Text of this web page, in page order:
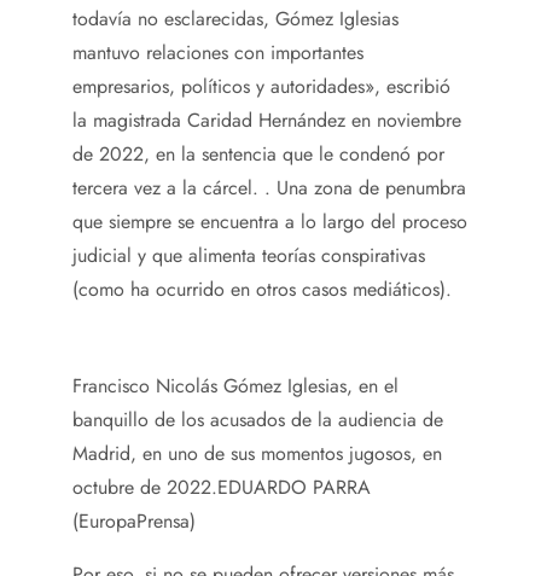
todavía no esclarecidas, Gómez Iglesias
mantuvo relaciones con importantes
empresarios, políticos y autoridades», escribió
la magistrada Caridad Hernández en noviembre
de 2022, en la sentencia que le condenó por
tercera vez a la cárcel. . Una zona de penumbra
que siempre se encuentra a lo largo del proceso
judicial y que alimenta teorías conspirativas
(como ha ocurrido en otros casos mediáticos).
Francisco Nicolás Gómez Iglesias, en el
banquillo de los acusados ​​de la audiencia de
Madrid, en uno de sus momentos jugosos, en
octubre de 2022.EDUARDO PARRA
(EuropaPrensa)